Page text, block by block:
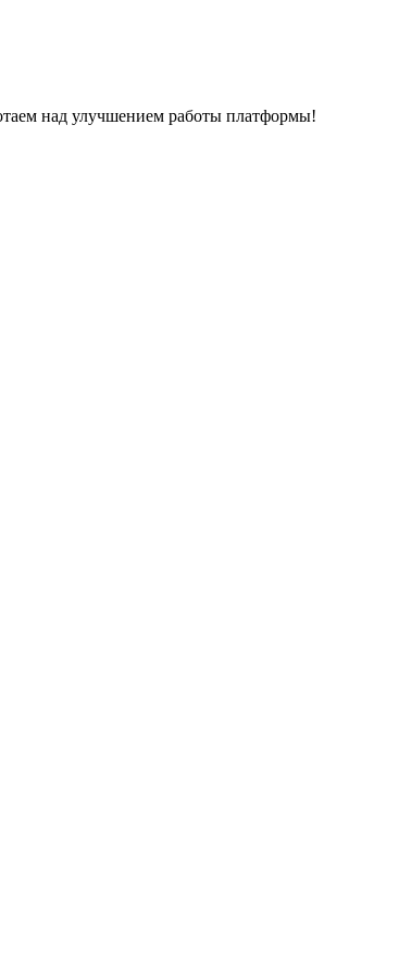
над улучшением работы платформы!